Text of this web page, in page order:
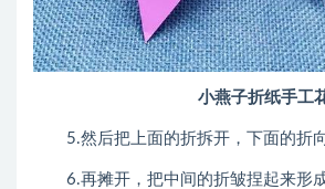
小燕子折纸手工
5.然后把上面的折拆开，下面的折向
6.再摊开，把中间的折皱捏起来形成